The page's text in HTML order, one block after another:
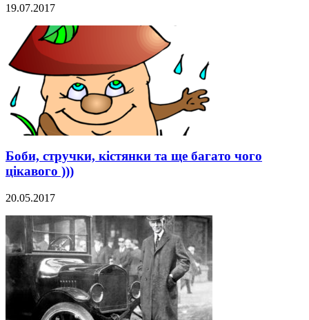
19.07.2017
Боби, стручки, кістянки та ще багато чого
цікавого )))
20.05.2017